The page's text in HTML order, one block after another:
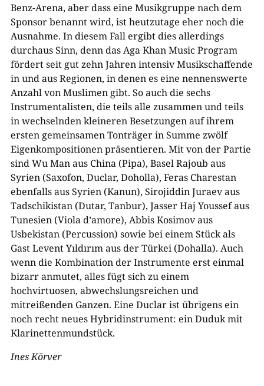
Benz-Arena, aber dass eine Musikgruppe nach dem
Sponsor benannt wird, ist heutzutage eher noch die
Ausnahme. In diesem Fall ergibt dies allerdings
durchaus Sinn, denn das Aga Khan Music Program
fördert seit gut zehn Jahren intensiv Musikschaffende
in und aus Regionen, in denen es eine nennenswerte
Anzahl von Muslimen gibt. So auch die sechs
Instrumentalisten, die teils alle zusammen und teils
in wechselnden kleineren Besetzungen auf ihrem
ersten gemeinsamen Tonträger in Summe zwölf
Eigenkompositionen präsentieren. Mit von der Partie
sind Wu Man aus China (Pipa), Basel Rajoub aus
Syrien (Saxofon, Duclar, Doholla), Feras Charestan
ebenfalls aus Syrien (Kanun), Sirojiddin Juraev aus
Tadschikistan (Dutar, Tanbur), Jasser Haj Youssef aus
Tunesien (Viola d’amore), Abbis Kosimov aus
Usbekistan (Percussion) sowie bei einem Stück als
Gast Levent Yıldırım aus der Türkei (Dohalla). Auch
wenn die Kombination der Instrumente erst einmal
bizarr anmutet, alles fügt sich zu einem
hochvirtuosen, abwechslungsreichen und
mitreißenden Ganzen. Eine Duclar ist übrigens ein
noch recht neues Hybridinstrument: ein Duduk mit
Klarinettenmundstück.
Ines Körver